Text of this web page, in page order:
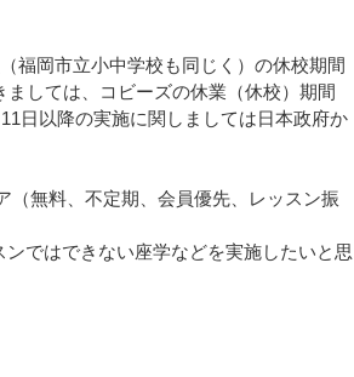
福岡市立小中学校も同じく）の休校期間
しては、コビーズの休業（休校）期間
日以降の実施に関しましては日本政府か
（無料、不定期、会員優先、レッスン振
ではできない座学などを実施したいと思